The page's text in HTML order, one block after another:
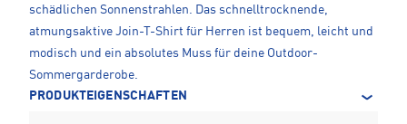
schädlichen Sonnenstrahlen. Das schnelltrocknende,
atmungsaktive Join-T-Shirt für Herren ist bequem, leicht und
modisch und ein absolutes Muss für deine Outdoor-
Sommergarderobe.
PRODUKTEIGENSCHAFTEN